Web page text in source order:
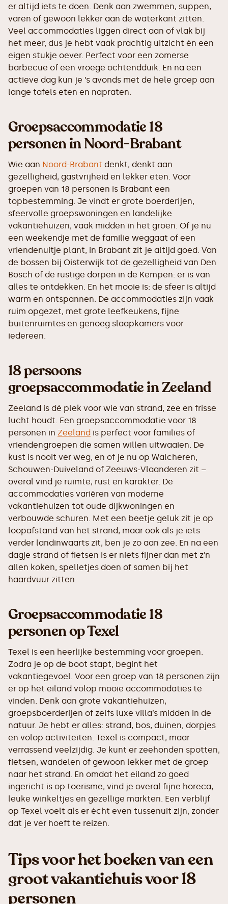
er altijd iets te doen. Denk aan zwemmen, suppen,
varen of gewoon lekker aan de waterkant zitten.
Veel accommodaties liggen direct aan of vlak bij
het meer, dus je hebt vaak prachtig uitzicht én een
eigen stukje oever. Perfect voor een zomerse
barbecue of een vroege ochtendduik. En na een
actieve dag kun je ’s avonds met de hele groep aan
lange tafels eten en napraten.
Groepsaccommodatie 18
personen in Noord-Brabant
Wie aan Noord-Brabant denkt, denkt aan
gezelligheid, gastvrijheid en lekker eten. Voor
groepen van 18 personen is Brabant een
topbestemming. Je vindt er grote boerderijen,
sfeervolle groepswoningen en landelijke
vakantiehuizen, vaak midden in het groen. Of je nu
een weekendje met de familie weggaat of een
vriendenuitje plant, in Brabant zit je altijd goed. Van
de bossen bij Oisterwijk tot de gezelligheid van Den
Bosch of de rustige dorpen in de Kempen: er is van
alles te ontdekken. En het mooie is: de sfeer is altijd
warm en ontspannen. De accommodaties zijn vaak
ruim opgezet, met grote leefkeukens, fijne
buitenruimtes en genoeg slaapkamers voor
iedereen.
18 persoons
groepsaccommodatie in Zeeland
Zeeland is dé plek voor wie van strand, zee en frisse
lucht houdt. Een groepsaccommodatie voor 18
personen in Zeeland is perfect voor families of
vriendengroepen die samen willen uitwaaien. De
kust is nooit ver weg, en of je nu op Walcheren,
Schouwen-Duiveland of Zeeuws-Vlaanderen zit –
overal vind je ruimte, rust en karakter. De
accommodaties variëren van moderne
vakantiehuizen tot oude dijkwoningen en
verbouwde schuren. Met een beetje geluk zit je op
loopafstand van het strand, maar ook als je iets
verder landinwaarts zit, ben je zo aan zee. En na een
dagje strand of fietsen is er niets fijner dan met z’n
allen koken, spelletjes doen of samen bij het
haardvuur zitten.
Groepsaccommodatie 18
personen op Texel
Texel is een heerlijke bestemming voor groepen.
Zodra je op de boot stapt, begint het
vakantiegevoel. Voor een groep van 18 personen zijn
er op het eiland volop mooie accommodaties te
vinden. Denk aan grote vakantiehuizen,
groepsboerderijen of zelfs luxe villa’s midden in de
natuur. Je hebt er alles: strand, bos, duinen, dorpjes
en volop activiteiten. Texel is compact, maar
verrassend veelzijdig. Je kunt er zeehonden spotten,
fietsen, wandelen of gewoon lekker met de groep
naar het strand. En omdat het eiland zo goed
ingericht is op toerisme, vind je overal fijne horeca,
leuke winkeltjes en gezellige markten. Een verblijf
op Texel voelt als er écht even tussenuit zijn, zonder
dat je ver hoeft te reizen.
Tips voor het boeken van een
groot vakantiehuis voor 18
personen